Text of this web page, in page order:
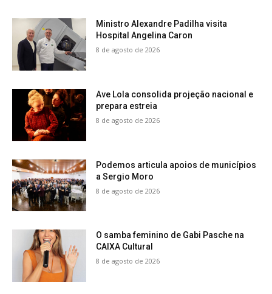
Ministro Alexandre Padilha visita
Hospital Angelina Caron
8 de agosto de 2026
Ave Lola consolida projeção nacional e
prepara estreia
8 de agosto de 2026
Podemos articula apoios de municípios
a Sergio Moro
8 de agosto de 2026
O samba feminino de Gabi Pasche na
CAIXA Cultural
8 de agosto de 2026